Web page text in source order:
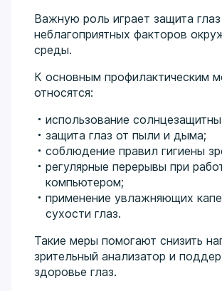
Важную роль играет защита
неблагоприятных факторов
среды.
К основным профилактическим
относятся:
использование
защита глаз от пыли и дыма;
соблюдение правил гигиены
регулярные перерывы при
компьютером;
применение увлажняющих
сухости глаз.
Такие меры помогают снизить
зрительный анализатор и
здоровье глаз.